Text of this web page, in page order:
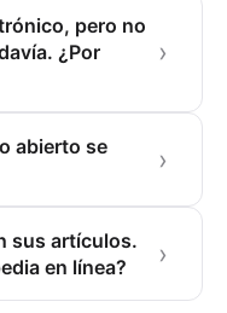
pero no
¿Por
abierto se
sus artículos.
en línea?